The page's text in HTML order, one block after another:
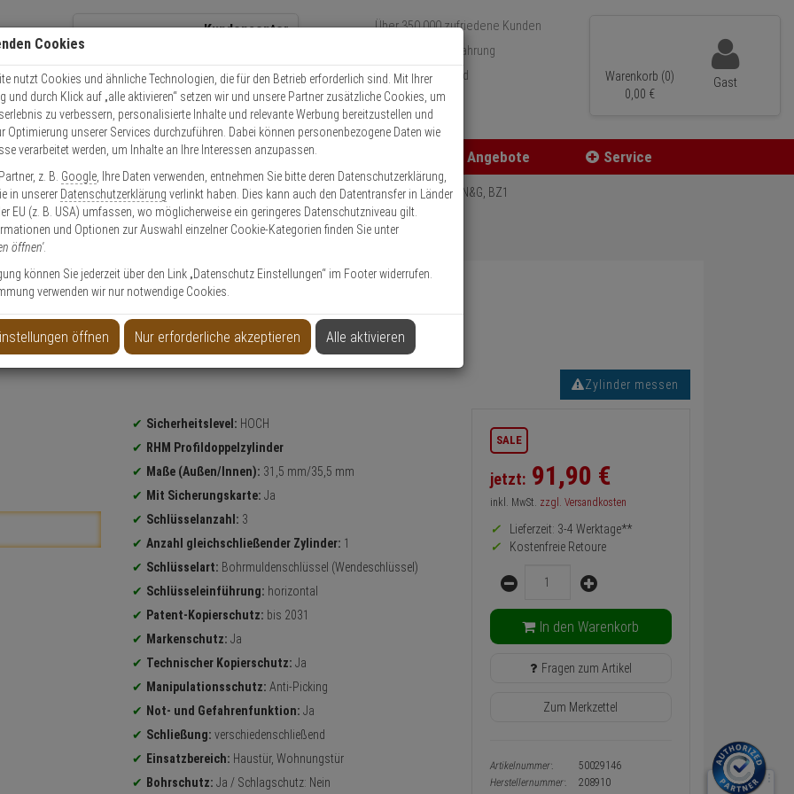
Kundencenter
Kontaktservice nutzen
Mo. - Do.: 8:00 - 16:30 Fr. 8:00 - 14:00 Uhr
Über 350.000 zufriedene Kunden
Über 15 Jahre Erfahrung
Schneller Versand
Warenkorb (0)
0, 00 €
Gast
Zutritt Einbruch Angebote Service
Schließzylinder Schließzylinder Set CES RHM Doppelzyl. 31,5/35,5 vs, 3 Schl., N&G, BZ1
3 Schl., N&G, BZ1
Zylinder messen
Produktinformationen
Sicherheitslevel: HOCH
RHM Profildoppelzylinder
Maße (Außen/Innen): 31,5 mm/35,5 mm
Mit Sicherungskarte: Ja
Schlüsselanzahl: 3
Anzahl gleichschließender Zylinder: 1
Schlüsselart: Bohrmuldenschlüssel (Wendeschlüssel)
Schlüsseleinführung: horizontal
Patent-Kopierschutz: bis 2031
Markenschutz: Ja
Technischer Kopierschutz: Ja
Manipulationsschutz: Anti-Picking
Not- und Gefahrenfunktion: Ja
Schließung: verschiedenschließend
Einsatzbereich: Haustür, Wohnungstür
Bohrschutz: Ja / Schlagschutz: Nein
Informationen
zurück
Verfügbakeit
und
Warenkorb-
oder
Konfigurieren-
Button
SALE
jetzt: 91,90 €
inkl. MwSt. zzgl. Versandkosten
Lieferzeit: 3-4 Werktage**
Kostenfreie Retoure
Menge
In den Warenkorb
Fragen zum Artikel
Zum Merkzettel
Artikelnummer:
50029146
Herstellernummer:
208910
Cookies
nutzt Cookies und ähnliche Technologien, die für den Betrieb erforderlich sind. Mit Ihrer
und durch Klick auf „alle aktivieren“ setzen wir und unsere Partner zusätzliche Cookies, um
zu verbessern, personalisierte Inhalte und relevante Werbung bereitzustellen und
Optimierung unserer Services durchzuführen. Dabei können personenbezogene Daten wie
verarbeitet werden, um Inhalte an Ihre Interessen anzupassen.
z. B. Google , Ihre Daten verwenden, entnehmen Sie bitte deren Datenschutzerklärung,
in unserer Datenschutzerklärung verlinkt haben. Dies kann auch den Datentransfer in Länder
EU (z. B. USA) umfassen, wo möglicherweise ein geringeres Datenschutzniveau gilt.
und Optionen zur Auswahl einzelner Cookie-Kategorien finden Sie unter
öffnen'.
können Sie jederzeit über den Link „Datenschutz Einstellungen“ im Footer widerrufen.
verwenden wir nur notwendige Cookies.
öffnen Nur erforderliche akzeptieren Alle aktivieren